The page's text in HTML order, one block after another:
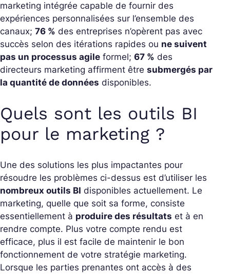
marketing intégrée capable de fournir des
expériences personnalisées sur l’ensemble des
canaux; 76 % des entreprises n’opèrent pas avec
succès selon des itérations rapides ou ne suivent
pas un processus agile formel; 67 % des
directeurs marketing affirment être submergés par
la quantité de données disponibles.
Quels sont les outils BI
pour le marketing ?
Une des solutions les plus impactantes pour
résoudre les problèmes ci-dessus est d’utiliser les
nombreux outils BI disponibles actuellement. Le
marketing, quelle que soit sa forme, consiste
essentiellement à produire des résultats et à en
rendre compte. Plus votre compte rendu est
efficace, plus il est facile de maintenir le bon
fonctionnement de votre stratégie marketing.
Lorsque les parties prenantes ont accès à des